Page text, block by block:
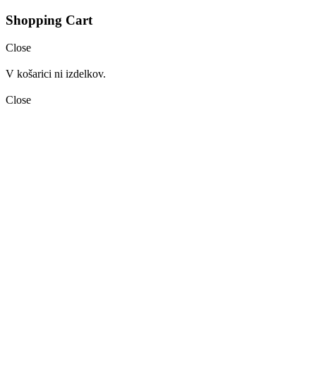
Shopping Cart
Close
V košarici ni izdelkov.
Close